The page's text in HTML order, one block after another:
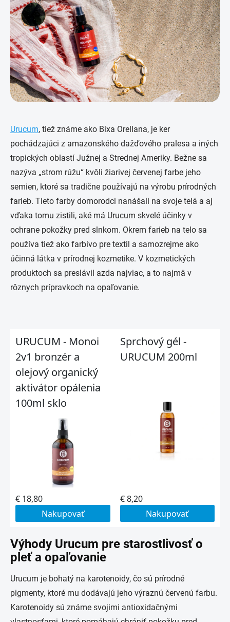
Urucum, tiež známe ako Bixa Orellana, je ker
pochádzajúci z amazonského dažďového pralesa a iných
tropických oblastí Južnej a Strednej Ameriky. Bežne sa
nazýva „strom rúžu“ kvôli žiarivej červenej farbe jeho
semien, ktoré sa tradične používajú na výrobu prírodných
farieb. Tieto farby domorodci nanášali na svoje telá a aj
vďaka tomu zistili, aké má Urucum skvelé účinky v
ochrane pokožky pred slnkom. Okrem farieb na telo sa
používa tiež ako farbivo pre textil a samozrejme ako
účinná látka v prírodnej kozmetike. V kozmetických
produktoch sa preslávil azda najviac, a to najmä v
rôznych prípravkoch na opaľovanie.
Výhody Urucum pre starostlivosť o
pleť a opaľovanie
Urucum je bohatý na karotenoidy, čo sú prírodné
pigmenty, ktoré mu dodávajú jeho výraznú červenú farbu.
Karotenoidy sú známe svojimi antioxidačnými